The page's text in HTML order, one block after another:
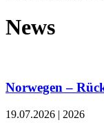
News
Norwegen –
19.07.2026 | 2026